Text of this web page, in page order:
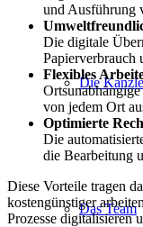
Die
Das Team
und Ausführung
Die digitale
Papierverbrauch
Flexibles
von jedem Ort
Optimierte
Die
die Bearbeitung
Diese Vorteile tragen
kostengünstiger
Prozesse digitalisieren